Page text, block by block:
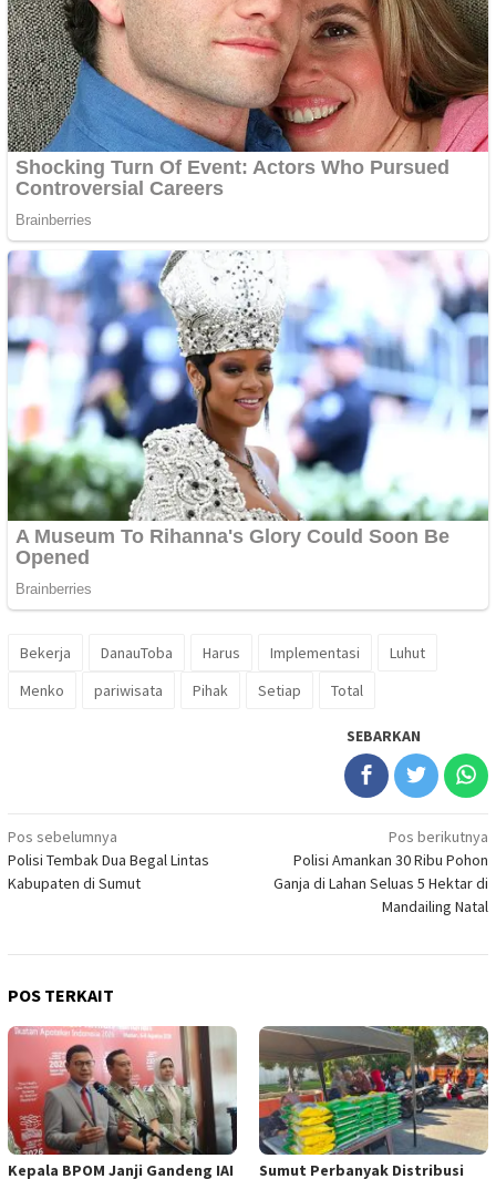
Bekerja DanauToba Harus Implementasi
Luhut
Menko
pariwisata Pihak Setiap Total
SEBARKAN
Navigasi
pos
Pos sebelumnya
Polisi Tembak Dua Begal Lintas
Kabupaten di Sumut
Pos berikutnya
Polisi Amankan 30 Ribu Pohon
Ganja di Lahan Seluas 5 Hektar di
Mandailing Natal
POS TERKAIT
Kepala BPOM Janji Gandeng IAI
Sumut Perbanyak Distribusi